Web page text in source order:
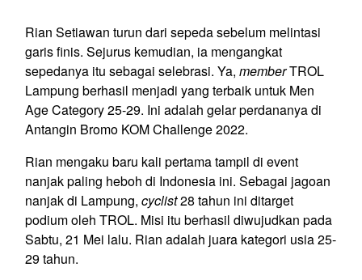
Rian Setiawan turun dari sepeda sebelum melintasi
garis finis. Sejurus kemudian, ia mengangkat
sepedanya itu sebagai selebrasi. Ya, memberTROL
Lampung berhasil menjadi yang terbaik untuk Men
Age Category 25-29. Ini adalah gelar perdananya di
Antangin Bromo KOM Challenge 2022.
Rian mengaku baru kali pertama tampil di event
nanjak paling heboh di Indonesia ini. Sebagai jagoan
nanjak di Lampung, cyclist28 tahun ini ditarget
podium oleh TROL. Misi itu berhasil diwujudkan pada
Sabtu, 21 Mei lalu. Rian adalah juara kategori usia 25-
29 tahun.